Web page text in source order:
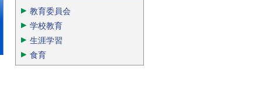
教育委員会
学校教育
生涯学習
食育